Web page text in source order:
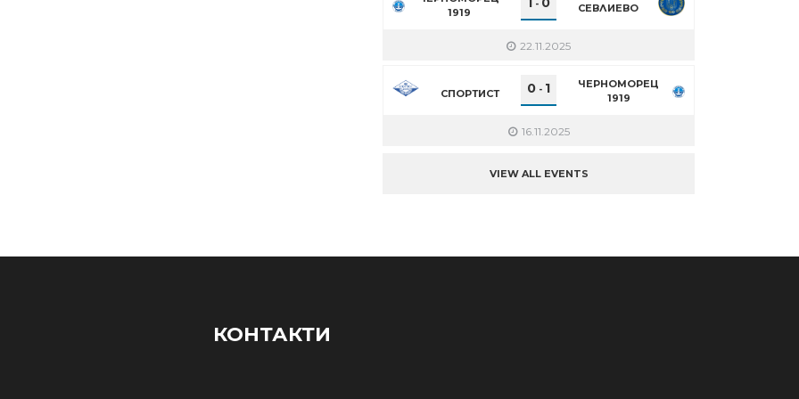
1919
- СЕВЛИЕВО
22.11.2025
СПОРТИСТ 0 - 1
ЧЕРНОМОРЕЦ
1919
16.11.2025
VIEW ALL EVENTS
КОНТАКТИ